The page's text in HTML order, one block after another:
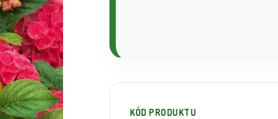
KÓD PRODUKTU